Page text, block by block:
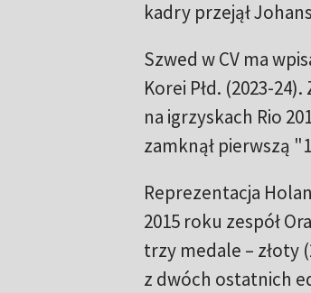
kadry przejął
Szwed w CV ma
Korei Płd. (2023-
na igrzyskach Rio
zamknął pierwszą
Reprezentacja
2015 roku zespół
trzy medale – złoty
z dwóch ostatnich